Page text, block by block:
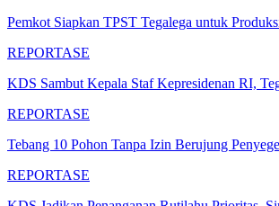
Pemkot Siapkan TPST Tegalega untuk
REPORTASE
KDS Sambut Kepala Staf Kepresidenan RI,
REPORTASE
Tebang 10 Pohon Tanpa Izin Berujung
REPORTASE